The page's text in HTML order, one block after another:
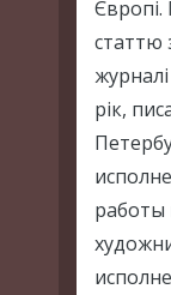
статтю
рік,
работы